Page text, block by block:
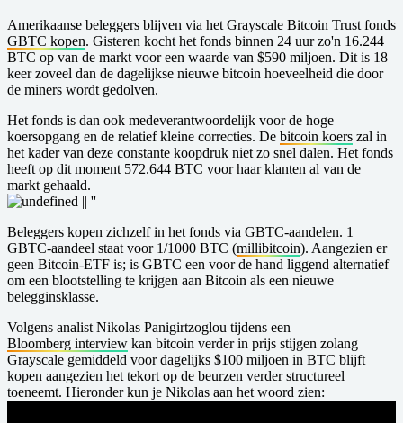
Amerikaanse beleggers blijven via het Grayscale Bitcoin Trust fonds
GBTC kopen. Gisteren kocht het fonds binnen 24 uur zo'n 16.244
BTC op van de markt voor een waarde van $590 miljoen. Dit is 18
keer zoveel dan de dagelijkse nieuwe bitcoin hoeveelheid die door
de miners wordt gedolven.
Het fonds is dan ook medeverantwoordelijk voor de hoge
koersopgang en de relatief kleine correcties. De bitcoin koers zal in
het kader van deze constante koopdruk niet zo snel dalen. Het fonds
heeft op dit moment 572.644 BTC voor haar klanten al van de
markt gehaald.
Beleggers kopen zichzelf in het fonds via GBTC-aandelen. 1
GBTC-aandeel staat voor 1/1000 BTC (millibitcoin). Aangezien er
geen Bitcoin-ETF is; is GBTC een voor de hand liggend alternatief
om een blootstelling te krijgen aan Bitcoin als een nieuwe
belegginsklasse.
Volgens analist Nikolas Panigirtzoglou tijdens een
Bloomberg interview kan bitcoin verder in prijs stijgen zolang
Grayscale gemiddeld voor dagelijks $100 miljoen in BTC blijft
kopen aangezien het tekort op de beurzen verder structureel
toeneemt. Hieronder kun je Nikolas aan het woord zien: